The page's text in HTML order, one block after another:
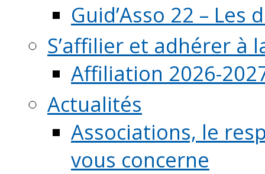
Guid’Asso 22 – Les
S’affilier et adhérer à
Affiliation 2026-
Actualités
Associations, le
vous concerne